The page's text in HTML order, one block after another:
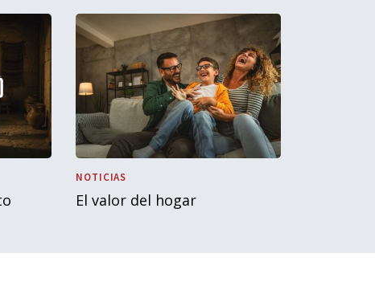
NOTICIAS
El valor del hogar